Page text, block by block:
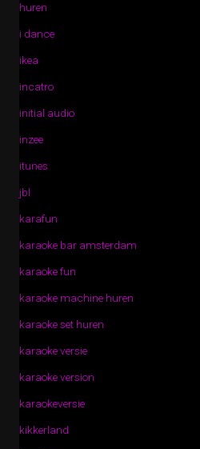
huren
i dance
ikea
incatro
initial audio
inzee
itunes
jbl
karafun
karaoke bar amsterdam
karaoke fun
karaoke machine huren
karaoke set huren
karaoke versie
karaoke version
karaokeversie
kikkerland